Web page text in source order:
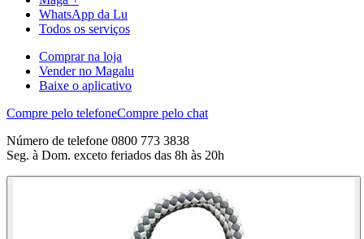
WhatsApp da Lu
Todos os serviços
Comprar na loja
Vender no Magalu
Baixe o aplicativo
Compre pelo telefoneCompre pelo chat
Número de telefone 0800 773 3838
Seg. à Dom. exceto feriados das 8h às 20h